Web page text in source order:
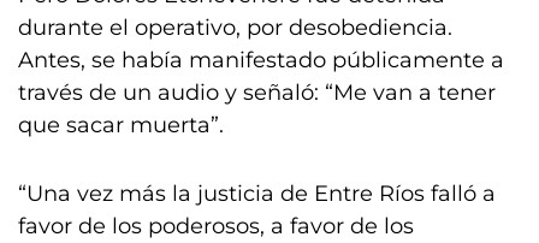
durante el operativo, por desobediencia.
Antes, se había manifestado públicamente a
través de un audio y señaló: “Me van a tener
que sacar muerta”.
“Una vez más la justicia de Entre Ríos falló a
favor de los poderosos, a favor de los